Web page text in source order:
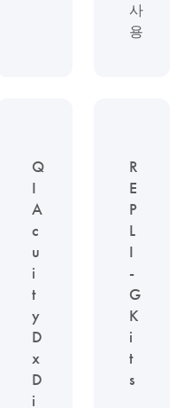
사
용
Q
I
A
c
u
i
t
y
D
x
D
i
R
E
P
L
I
-
G
K
i
t
s